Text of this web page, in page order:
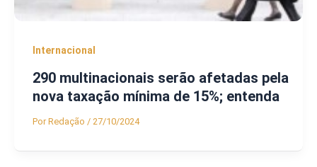
Internacional
290 multinacionais serão afetadas pela
nova taxação mínima de 15%; entenda
PorRedação / 27/10/2024